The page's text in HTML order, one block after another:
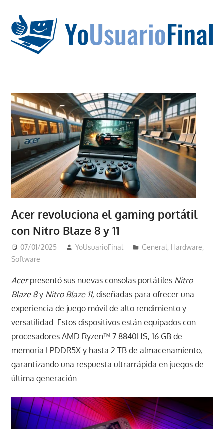
contenido
no
tiene
que
estar
en
chino
Acer revoluciona el gaming portátil
con Nitro Blaze 8 y 11
07/01/2025 YoUsuarioFinal General, Hardware,
Software
Acerpresentó sus nuevas consolas portátiles Nitro
Blaze 8y Nitro Blaze 11, diseñadas para ofrecer una
experiencia de juego móvil de alto rendimiento y
versatilidad. Estos dispositivos están equipados con
procesadores AMD Ryzen™ 7 8840HS, 16 GB de
memoria LPDDR5X y hasta 2 TB de almacenamiento,
garantizando una respuesta ultrarrápida en juegos de
última generación.